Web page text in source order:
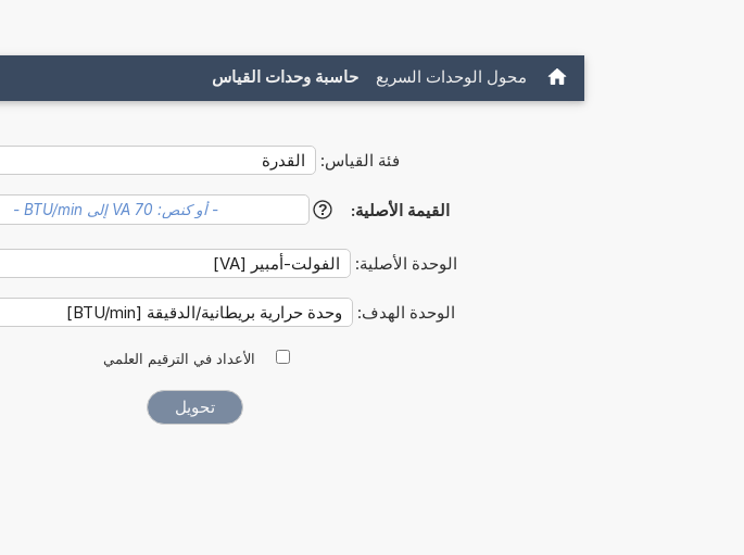
محول الوحدات السريع حاسبة وحدات القياس
فئة القياس:
القيمة الأصلية: ?
الوحدة الأصلية:
الوحدة الهدف:
الأعداد في الترقيم العلمي